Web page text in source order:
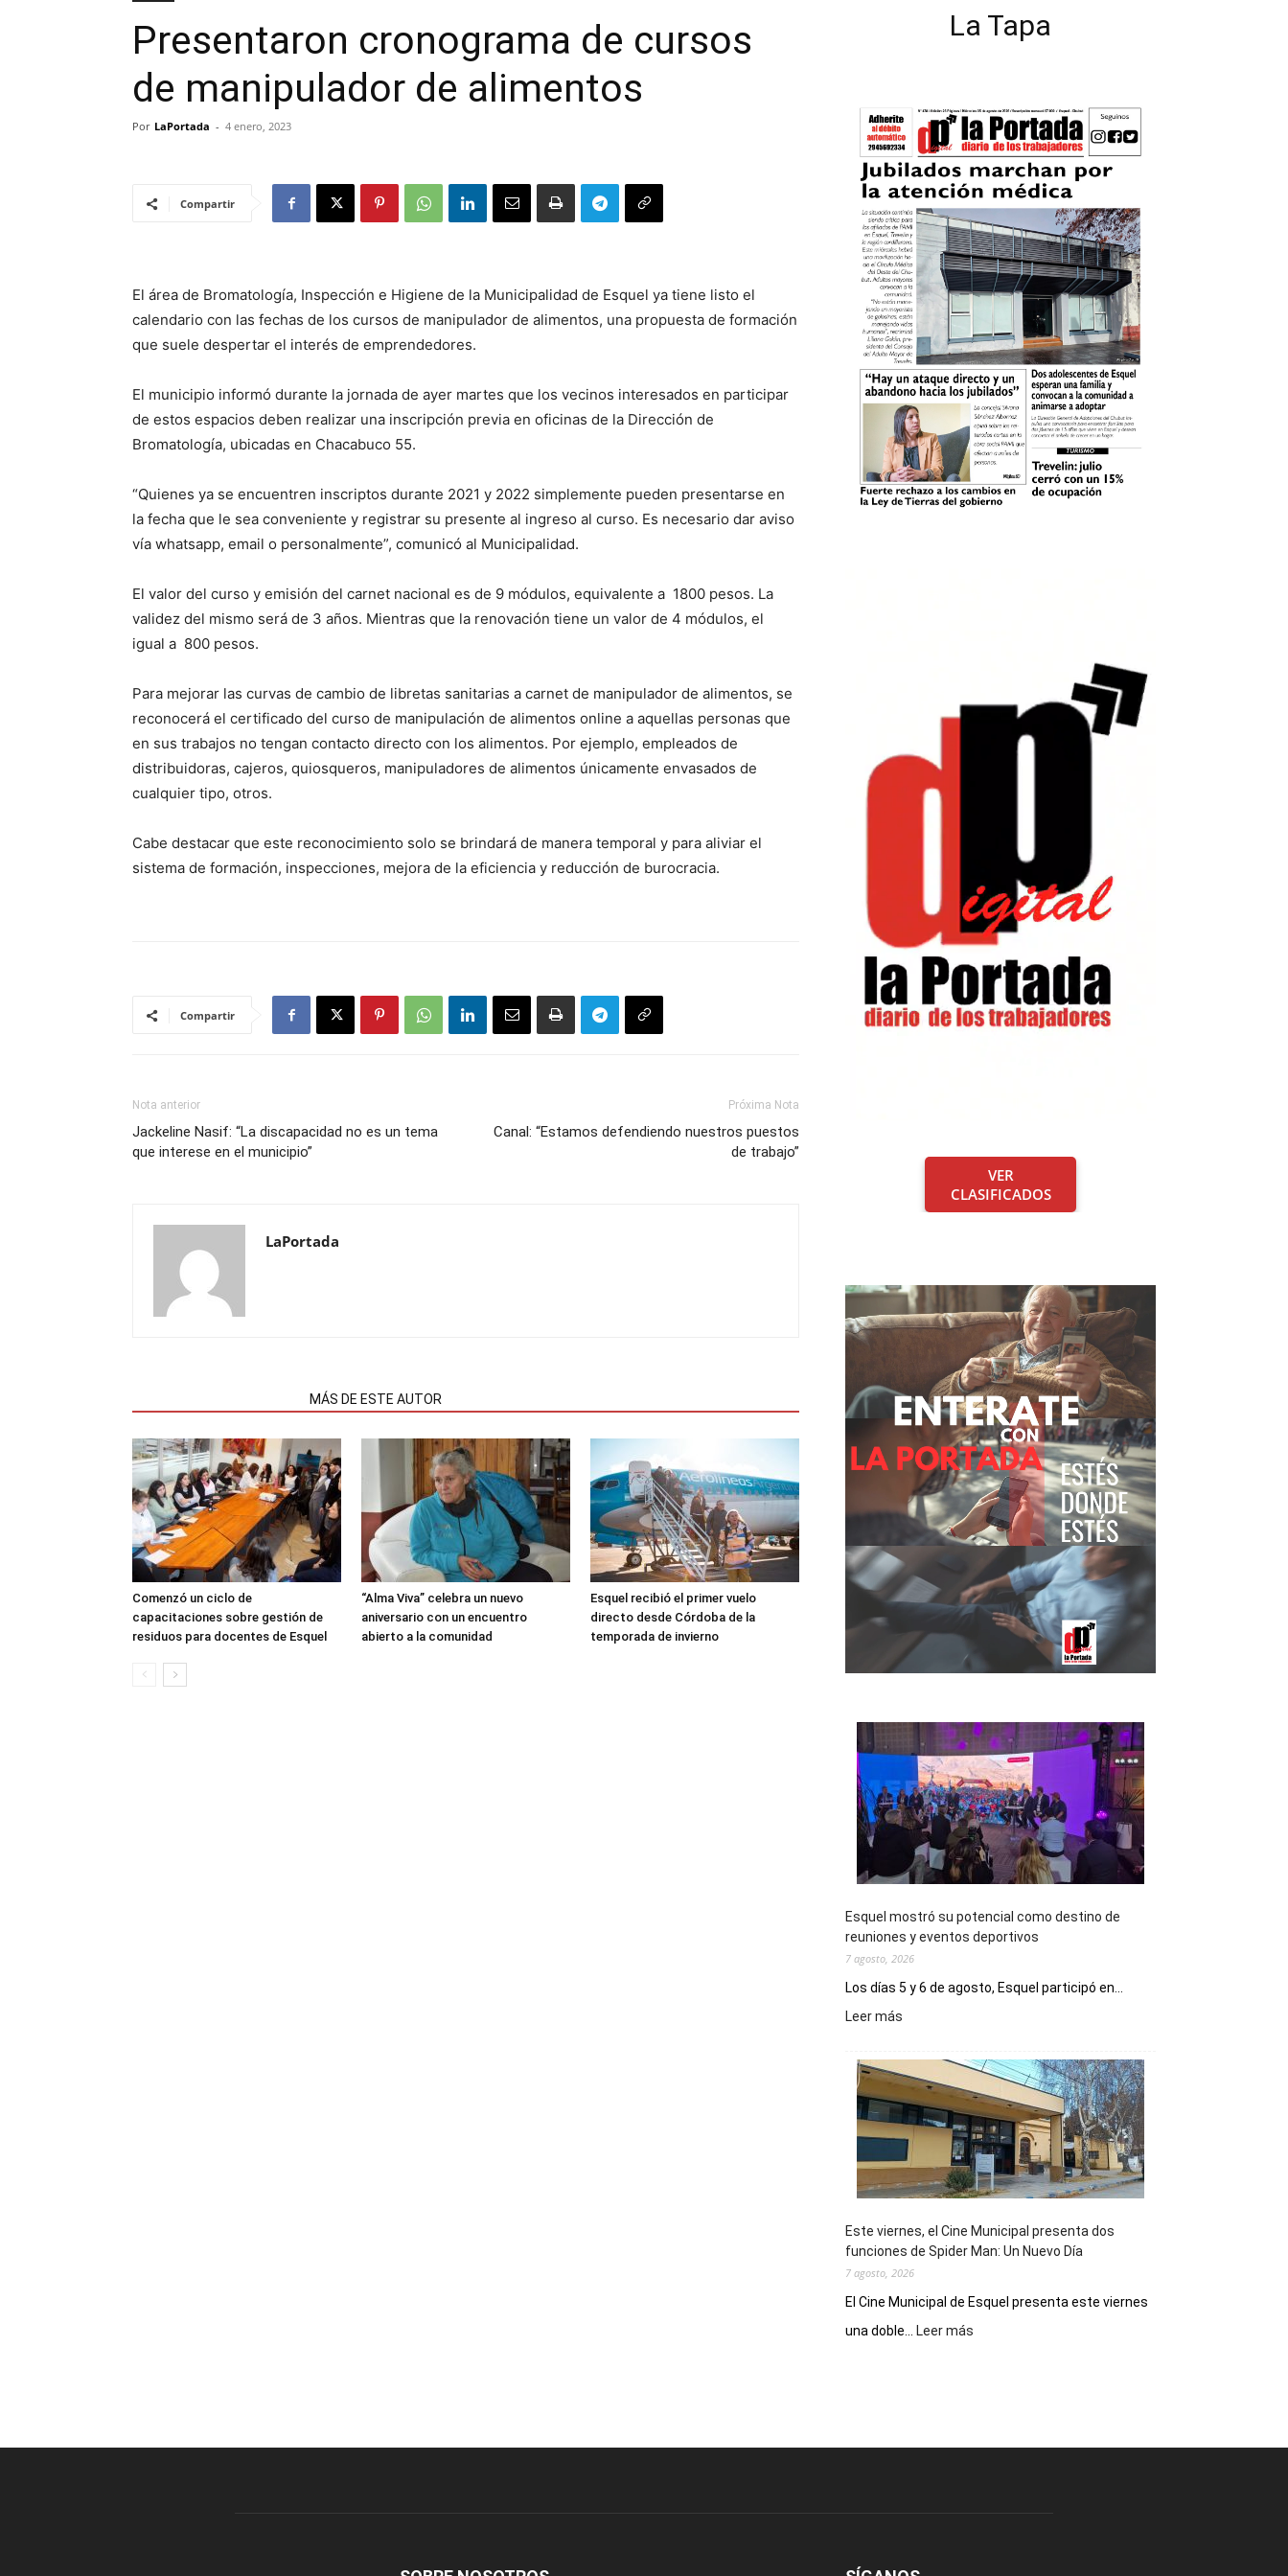
Presentaron cronograma de cursos
de manipulador de alimentos
Por LaPortada - 4 enero, 2023
Compartir
El área de Bromatología, Inspección e Higiene de la Municipalidad de Esquel ya tiene listo el
calendario con las fechas de los cursos de manipulador de alimentos, una propuesta de formación
que suele despertar el interés de emprendedores.
El municipio informó durante la jornada de ayer martes que los vecinos interesados en participar
de estos espacios deben realizar una inscripción previa en oficinas de la Dirección de
Bromatología, ubicadas en Chacabuco 55.
“Quienes ya se encuentren inscriptos durante 2021 y 2022 simplemente pueden presentarse en
la fecha que le sea conveniente y registrar su presente al ingreso al curso. Es necesario dar aviso
vía whatsapp, email o personalmente”, comunicó al Municipalidad.
El valor del curso y emisión del carnet nacional es de 9 módulos, equivalente a 1800 pesos. La
validez del mismo será de 3 años. Mientras que la renovación tiene un valor de 4 módulos, el
igual a 800 pesos.
Para mejorar las curvas de cambio de libretas sanitarias a carnet de manipulador de alimentos, se
reconocerá el certificado del curso de manipulación de alimentos online a aquellas personas que
en sus trabajos no tengan contacto directo con los alimentos. Por ejemplo, empleados de
distribuidoras, cajeros, quiosqueros, manipuladores de alimentos únicamente envasados de
cualquier tipo, otros.
Cabe destacar que este reconocimiento solo se brindará de manera temporal y para aliviar el
sistema de formación, inspecciones, mejora de la eficiencia y reducción de burocracia.
Compartir
Nota anterior
Jackeline Nasif: “La discapacidad no es un tema
que interese en el municipio”
Próxima Nota
Canal: “Estamos defendiendo nuestros puestos
de trabajo”
LaPortada
MÁS DE ESTE AUTOR
Comenzó un ciclo de
capacitaciones sobre gestión de
residuos para docentes de Esquel
“Alma Viva” celebra un nuevo
aniversario con un encuentro
abierto a la comunidad
Esquel recibió el primer vuelo
directo desde Córdoba de la
temporada de invierno
La Tapa
VER
CLASIFICADOS
Esquel mostró su potencial como destino de
reuniones y eventos deportivos
7 agosto, 2026
Los días 5 y 6 de agosto, Esquel participó en...
Leer más
su
potencial
como
destino
de
reuniones
y
deportivos
Este viernes, el Cine Municipal presenta dos
funciones de Spider Man: Un Nuevo Día
7 agosto, 2026
El Cine Municipal de Esquel presenta este viernes
una doble...
Leer más
presenta